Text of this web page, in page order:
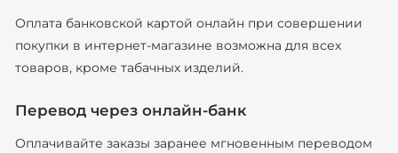
Оплата банковской картой онлайн при совершении
покупки в интернет-магазине возможна для всех
товаров, кроме табачных изделий.
Перевод через онлайн-банк
Оплачивайте заказы заранее мгновенным переводом